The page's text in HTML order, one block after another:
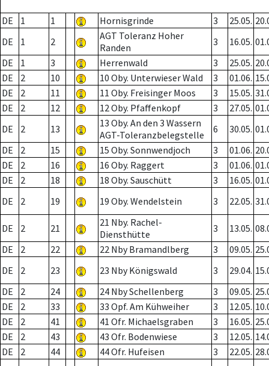
DE 1 1 Hornisgrinde 3 25.05.
DE
1 2
AGT Toleranz Hoher
Randen
3 16.05.
DE
1 3 Herrenwald 3 25.05.
DE
2 10 10 Oby. Unterwieser Wald 3 01.06.
DE
2 11 11 Oby. Freisinger Moos 3 15.05.
DE
2 12 12 Oby. Pfaffenkopf 3 27.05.
DE
2 13
13 Oby. An den 3 Wassern
AGT-Toleranzbelegstelle
6 30.05.
DE
2 15 15 Oby. Sonnwendjoch 3 01.06.
DE
2 16 16 Oby. Raggert 3 01.06.
DE
2 18 18 Oby. Sauschütt 3 16.05.
DE
2 19 19 Oby. Wendelstein 3 22.05.
DE 2 21
21 Nby. Rachel-
Diensthütte
3 13.05.
DE
2 22 22 Nby Bramandlberg 3 09.05.
DE
2 23 23 Nby Königswald 3 29.04.
DE
2 24 24 Nby Schellenberg 3 09.05.
DE
2 33 33 Opf. Am Kühweiher 3 12.05.
DE
2 41 41 Ofr. Michaelsgraben 3 16.05.
DE
2 43 43 Ofr. Bodenwiese 3 12.05.
DE
2 44 44 Ofr. Hufeisen 3 22.05.